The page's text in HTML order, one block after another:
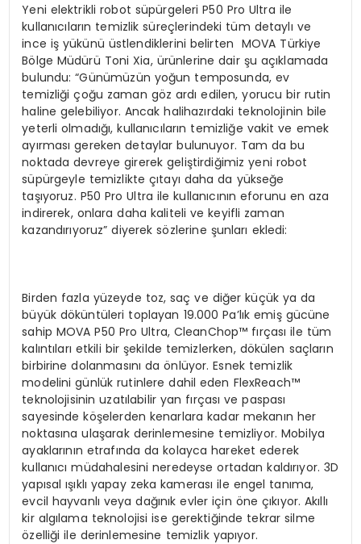
Yeni elektrikli robot süpürgeleri P50 Pro Ultra ile
kullanıcıların temizlik süreçlerindeki tüm detaylı ve
ince iş yükünü üstlendiklerini belirten MOVA Türkiye
Bölge Müdürü Toni Xia, ürünlerine dair şu açıklamada
bulundu: “Günümüzün yoğun temposunda, ev
temizliği çoğu zaman göz ardı edilen, yorucu bir rutin
haline gelebiliyor. Ancak halihazırdaki teknolojinin bile
yeterli olmadığı, kullanıcıların temizliğe vakit ve emek
ayırması gereken detaylar bulunuyor. Tam da bu
noktada devreye girerek geliştirdiğimiz yeni robot
süpürgeyle temizlikte çıtayı daha da yükseğe
taşıyoruz. P50 Pro Ultra ile kullanıcının eforunu en aza
indirerek, onlara daha kaliteli ve keyifli zaman
kazandırıyoruz” diyerek sözlerine şunları ekledi:
Birden fazla yüzeyde toz, saç ve diğer küçük ya da
büyük döküntüleri toplayan 19.000 Pa’lık emiş gücüne
sahip MOVA P50 Pro Ultra, CleanChop™ fırçası ile tüm
kalıntıları etkili bir şekilde temizlerken, dökülen saçların
birbirine dolanmasını da önlüyor. Esnek temizlik
modelini günlük rutinlere dahil eden FlexReach™
teknolojisinin uzatılabilir yan fırçası ve paspası
sayesinde köşelerden kenarlara kadar mekanın her
noktasına ulaşarak derinlemesine temizliyor. Mobilya
ayaklarının etrafında da kolayca hareket ederek
kullanıcı müdahalesini neredeyse ortadan kaldırıyor. 3D
yapısal ışıklı yapay zeka kamerası ile engel tanıma,
evcil hayvanlı veya dağınık evler için öne çıkıyor. Akıllı
kir algılama teknolojisi ise gerektiğinde tekrar silme
özelliği ile derinlemesine temizlik yapıyor.